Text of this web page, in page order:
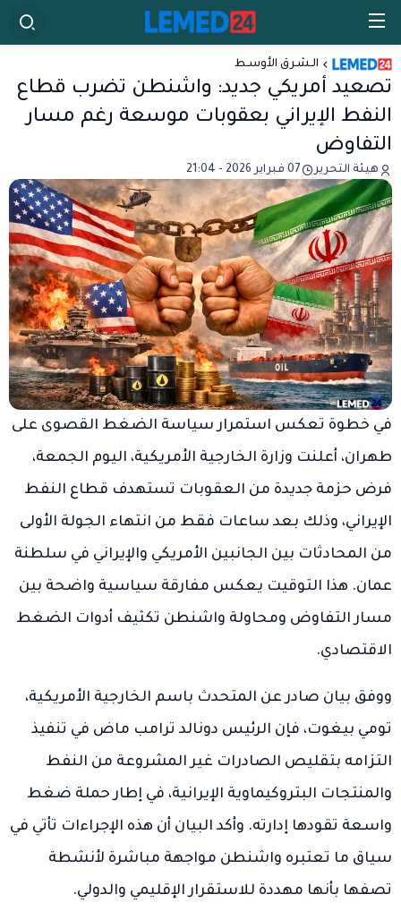
الـشـرق الأوسـط
تصعيد أمريكي جديد: واشنطن تضرب قطاع
النفط الإيراني بعقوبات موسعة رغم مسار
التفاوض
هيئة التحرير 07 فبراير 2026 - 21:04
في خطوة تعكس استمرار سياسة الضغط القصوى على
طهران، أعلنت وزارة الخارجية الأمريكية، اليوم الجمعة،
فرض حزمة جديدة من العقوبات تستهدف قطاع النفط
الإيراني، وذلك بعد ساعات فقط من انتهاء الجولة الأولى
من المحادثات بين الجانبين الأمريكي والإيراني في سلطنة
عمان. هذا التوقيت يعكس مفارقة سياسية واضحة بين
مسار التفاوض ومحاولة واشنطن تكثيف أدوات الضغط
الاقتصادي.
ووفق بيان صادر عن المتحدث باسم الخارجية الأمريكية،
تومي بيغوت، فإن الرئيس دونالد ترامب ماض في تنفيذ
التزامه بتقليص الصادرات غير المشروعة من النفط
والمنتجات البتروكيماوية الإيرانية، في إطار حملة ضغط
واسعة تقودها إدارته. وأكد البيان أن هذه الإجراءات تأتي في
سياق ما تعتبره واشنطن مواجهة مباشرة لأنشطة
تصفها بأنها مهددة للاستقرار الإقليمي والدولي.